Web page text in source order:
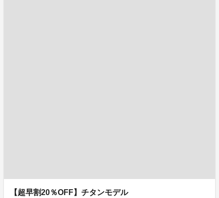
【超早割20％OFF】チタンモデル